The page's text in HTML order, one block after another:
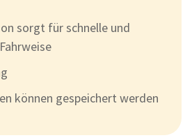
sorgt für schnelle und
können gespeichert werden